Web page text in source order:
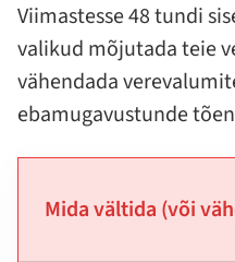
Viimastesse 48 tundi
valikud mõjutada teie
vähendada
ebamugavustunde
Mida vältida (või